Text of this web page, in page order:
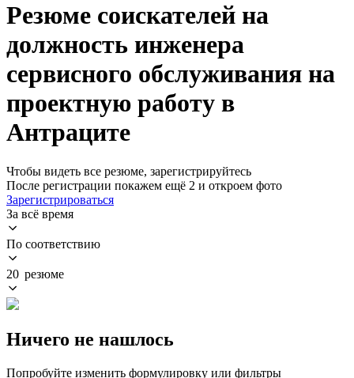
Резюме соискателей на
должность инженера
сервисного обслуживания на
проектную работу в
Антраците
Чтобы видеть все резюме, зарегистрируйтесь
После регистрации покажем ещё 2 и откроем фото
Зарегистрироваться
За всё время
По соответствию
20 резюме
Ничего не нашлось
Попробуйте изменить формулировку или фильтры